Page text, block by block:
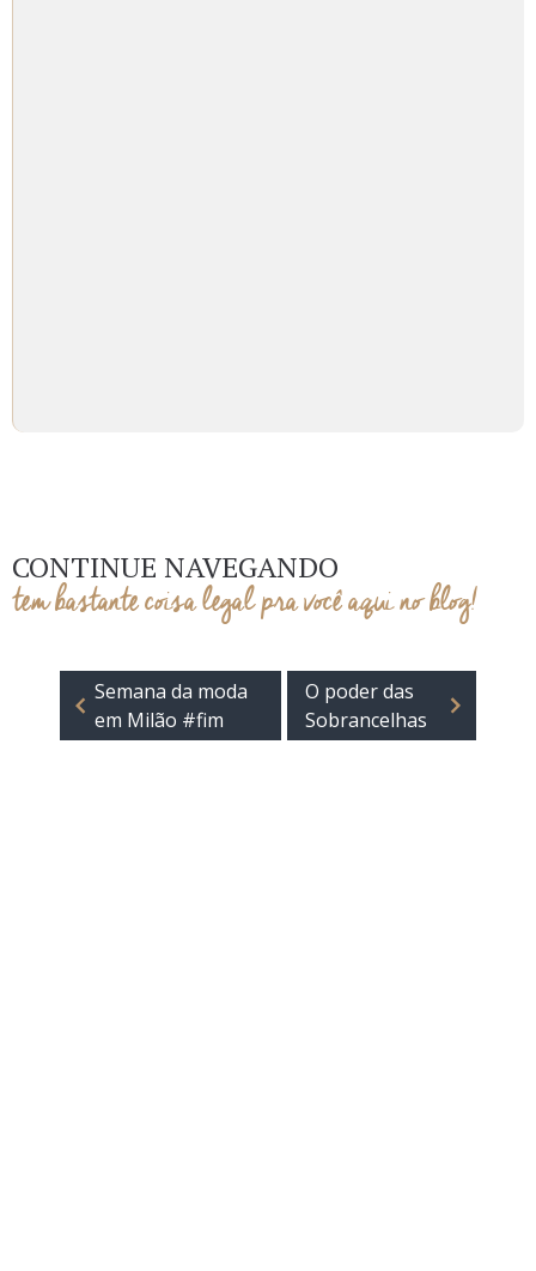
CONTINUE NAVEGANDO
tem bastante coisa legal pra você aqui no blog!
Semana da moda
em Milão #fim
O poder das
Sobrancelhas